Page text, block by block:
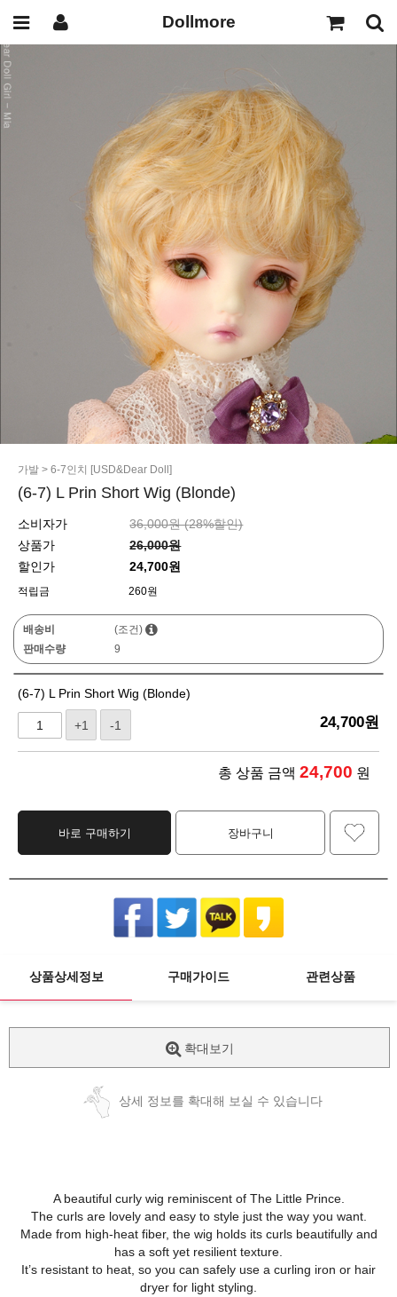
Dollmore
가발 > 6-7인치 [USD&Dear Doll]
(6-7) L Prin Short Wig (Blonde)
소비자가 36,000원 (28%할인)
상품가
26,000원
할인가
24,700원
적립금 260원
배송비
(조건)
판매수량
9
(6-7) L Prin Short Wig (Blonde)
+1 -1 24,700원
총 상품 금액 24,700 원
바로 구매하기 장바구니
상품상세정보 구매가이드 관련상품
확대보기
상세 정보를 확대해 보실 수 있습니다
A beautiful curly wig reminiscent of The Little Prince.
The curls are lovely and easy to style just the way you want.
Made from high-heat fiber, the wig holds its curls beautifully and
has a soft yet resilient texture.
It’s resistant to heat, so you can safely use a curling iron or hair
dryer for light styling.